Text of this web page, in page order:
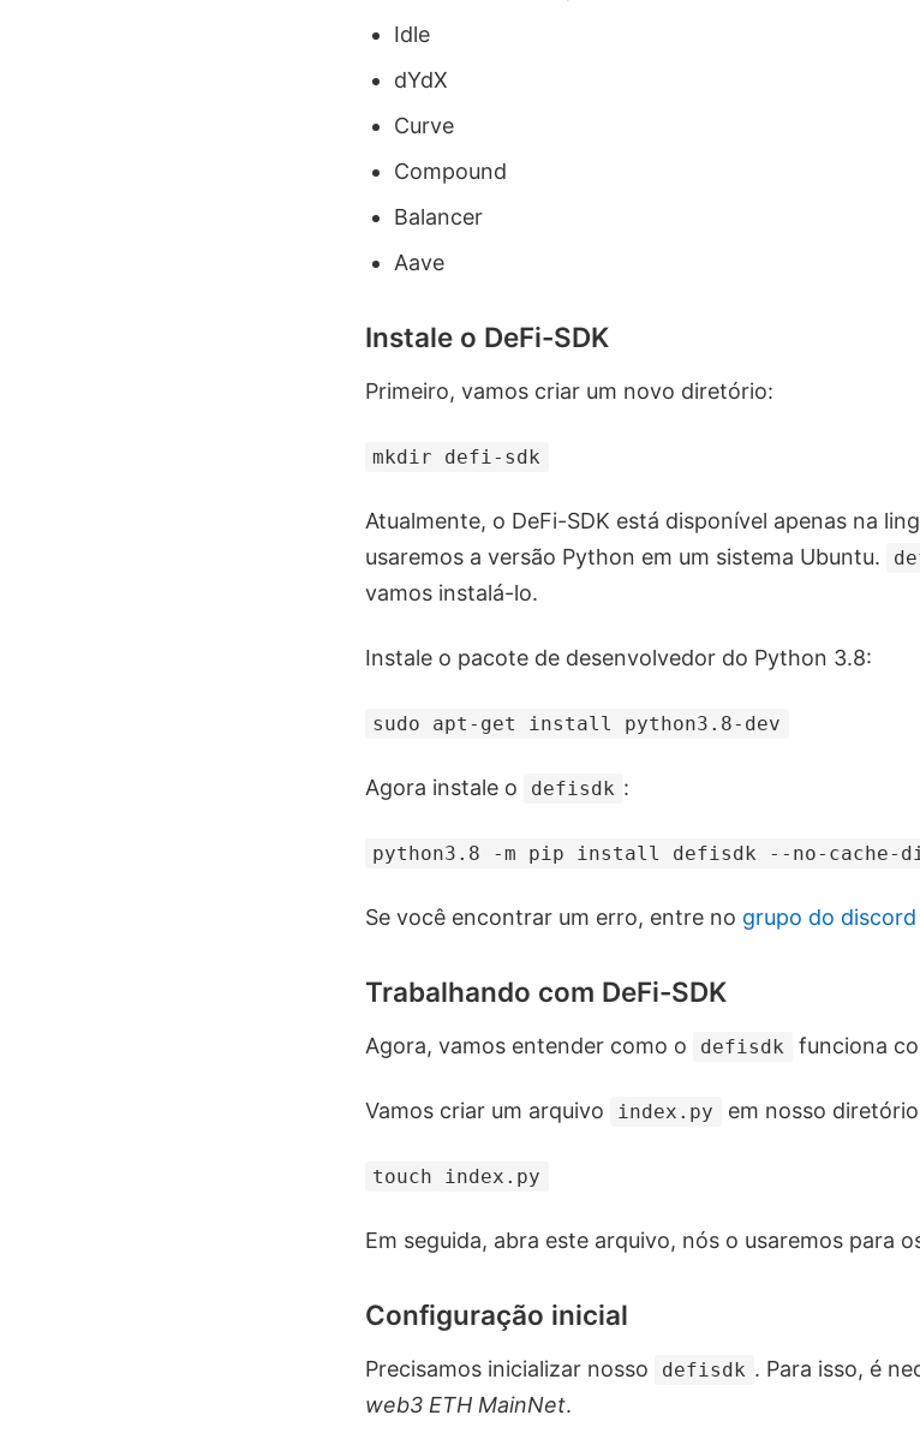
Idle
dYdX
Curve
Compound
Balancer
Aave
Instale o DeFi-SDK
Primeiro, vamos criar um novo diretório:
mkdir defi-sdk
Atualmente, o DeFi-SDK está disponível apenas na
usaremos a versão Python em um sistema Ubuntu.
vamos instalá-lo.
Instale o pacote de desenvolvedor do Python 3.8:
sudo apt-get install python3.8-dev
Agora instale o defisdk :
python3.8 -m pip install defisdk --no-cache-
Se você encontrar um erro, entre no grupo do
Trabalhando com DeFi-SDK
Agora, vamos entender como o defisdk funciona
Vamos criar um arquivo index.py em nosso diretório
touch index.py
Em seguida, abra este arquivo, nós o usaremos para
Configuração inicial
Precisamos inicializar nosso defisdk . Para isso, é
web3 ETH MainNet.